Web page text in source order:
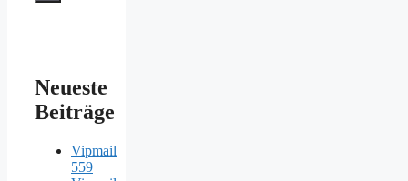
Neueste
Beiträge
Vipmail
559